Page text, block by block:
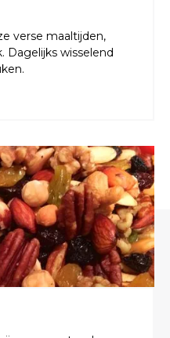
verse maaltijden,
Dagelijks wisselend